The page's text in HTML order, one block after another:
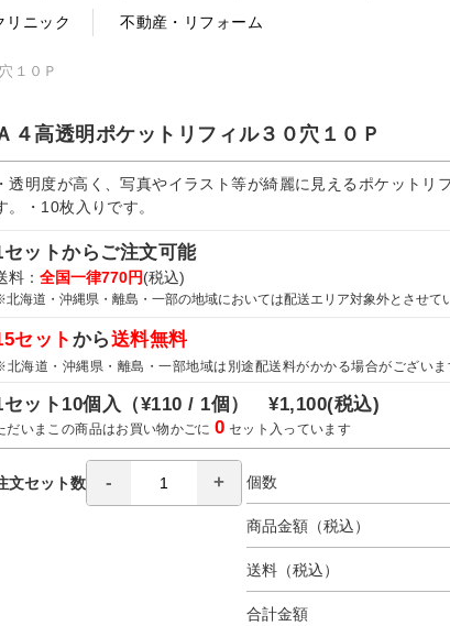
リニック 不動産・リフォーム
１０Ｐ
４高透明ポケットリフィル３０穴１０Ｐ
・透明度が高く、写真やイラスト等が綺麗に見えるポケットリ
。・10枚入りです。
セットからご注文可能
料： 全国一律770円(税込)
海道・沖縄県・離島・一部の地域においては配送エリア対象外とさせて
セット から送料無料
海道・沖縄県・離島・一部地域は別途配送料がかかる場合がございま
セット10個入（¥110 / 1個）¥1,100(税込)
だいまこの商品はお買い物かごに0 セット入っています
文セット数 個数
商品金額（税込）
送料（税込）
合計金額